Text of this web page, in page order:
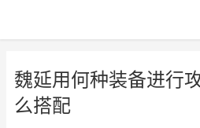
魏延用何种装备进行
么搭配